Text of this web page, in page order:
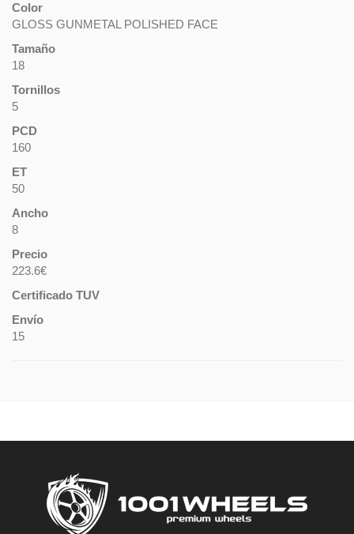
Color
GLOSS GUNMETAL POLISHED FACE
Tamaño
18
Tornillos
5
PCD
160
ET
50
Ancho
8
Precio
223.6€
Certificado TUV
Envío
15